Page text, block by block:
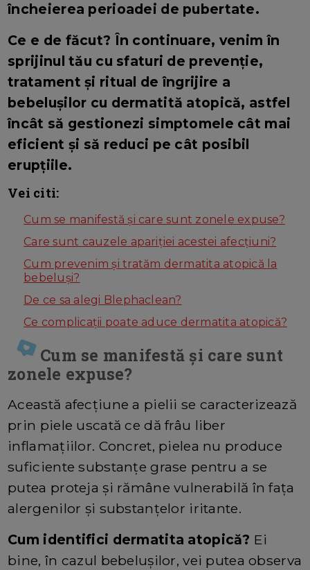
încheierea perioadei de pubertate.
Ce e de făcut? În continuare, venim în
sprijinul tău cu sfaturi de prevenție,
tratament și ritual de îngrijire a
bebelușilor cu dermatită atopică, astfel
încât să gestionezi simptomele cât mai
eficient și să reduci pe cât posibil
erupțiile.
Vei citi:
Cum se manifestă și care sunt zonele expuse?
Care sunt cauzele apariției acestei afecțiuni?
Cum prevenim și tratăm dermatita atopică la
bebeluși?
De ce sa alegi Blephaclean?
Ce complicații poate aduce dermatita atopică?
Cum se manifestă și care sunt
zonele expuse?
Această afecțiune a pielii se caracterizează
prin piele uscată ce dă frâu liber
inflamațiilor. Concret, pielea nu produce
suficiente substanțe grase pentru a se
putea proteja și rămâne vulnerabilă în fața
alergenilor și substanțelor iritante.
Cum identifici dermatita atopică? Ei
bine, în cazul bebelușilor, vei putea observa